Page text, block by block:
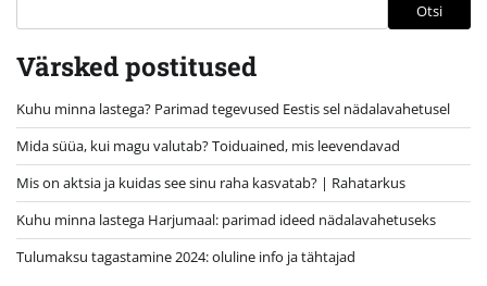
Otsi
Värsked postitused
Kuhu minna lastega? Parimad tegevused Eestis sel nädalavahetusel
Mida süüa, kui magu valutab? Toiduained, mis leevendavad
Mis on aktsia ja kuidas see sinu raha kasvatab? | Rahatarkus
Kuhu minna lastega Harjumaal: parimad ideed nädalavahetuseks
Tulumaksu tagastamine 2024: oluline info ja tähtajad